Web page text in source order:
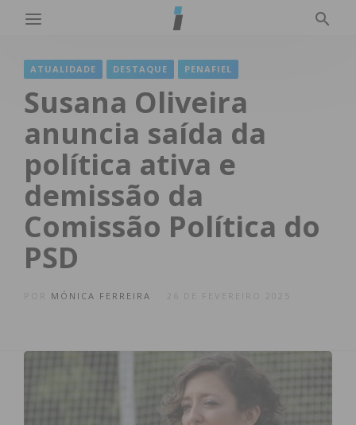
ATUALIDADE DESTAQUE PENAFIEL
Susana Oliveira
anuncia saída da
política ativa e
demissão da
Comissão Política do
PSD
MÓNICA FERREIRA